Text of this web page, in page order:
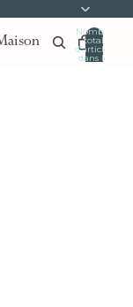
Nombre
total
d’articles
dans le